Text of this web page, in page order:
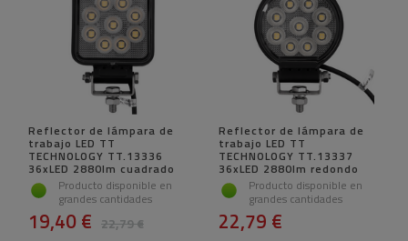
Reflector de lámpara de
trabajo LED TT
TECHNOLOGY TT.13336
36xLED 2880lm cuadrado
Producto disponible en
grandes cantidades
22,79 €
19,40 €
Reflector de lámpara de
trabajo LED TT
TECHNOLOGY TT.13337
36xLED 2880lm redondo
Producto disponible en
grandes cantidades
22,79 €